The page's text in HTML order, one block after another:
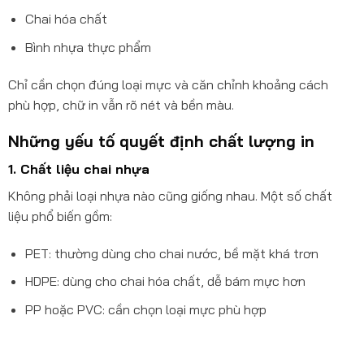
Chai hóa chất
Bình nhựa thực phẩm
Chỉ cần chọn đúng loại mực và căn chỉnh khoảng cách
phù hợp, chữ in vẫn rõ nét và bền màu.
Những yếu tố quyết định chất lượng in
1. Chất liệu chai nhựa
Không phải loại nhựa nào cũng giống nhau. Một số chất
liệu phổ biến gồm:
PET: thường dùng cho chai nước, bề mặt khá trơn
HDPE: dùng cho chai hóa chất, dễ bám mực hơn
PP hoặc PVC: cần chọn loại mực phù hợp